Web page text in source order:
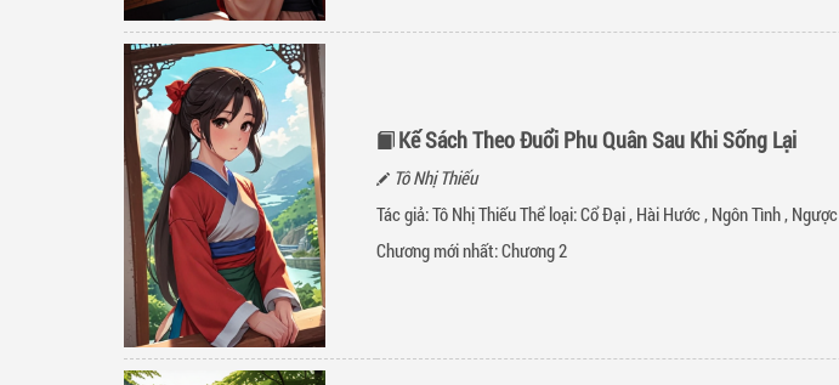
Kế Sách Theo Đuổi Phu Quân Sau Khi Sống Lại
Tô Nhị Thiếu
Tác giả: Tô Nhị Thiếu Thể loại:Cổ Đại, Hài Hước, Ngôn Tình, Ngược
Chương mới nhất:Chương 2